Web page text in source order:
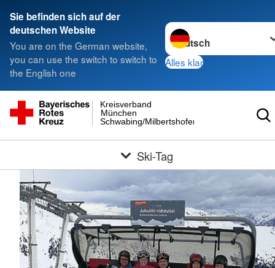
Sie befinden sich auf der
deutschen Website
You are on the German website,
you can use the switch to switch to
the English one
Sprache wechseln zu
Alles klar
Schwabing/Milbertshofen
München
Kreisverband
Ski-Tag